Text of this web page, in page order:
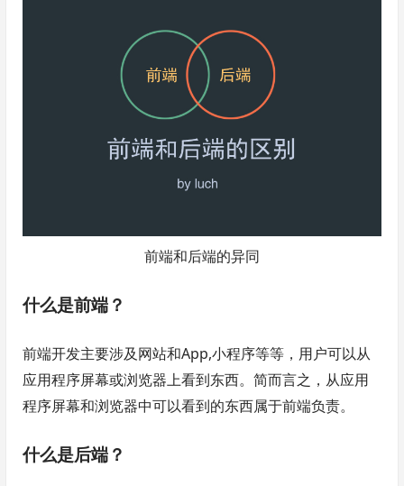
前端和后端的异同
什么是前端？
前端开发主要涉及网站和App,小程序等等，用户可以从
应用程序屏幕或浏览器上看到东西。简而言之，从应用
程序屏幕和浏览器中可以看到的东西属于前端负责。
什么是后端？